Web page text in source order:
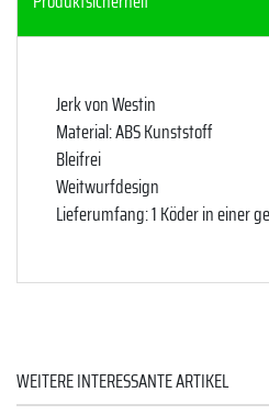
Jerk von Westin
Material: ABS Kunststoff
Bleifrei
Weitwurfdesign
Lieferumfang: 1 Köder in einer
WEITERE INTERESSANTE ARTIKEL